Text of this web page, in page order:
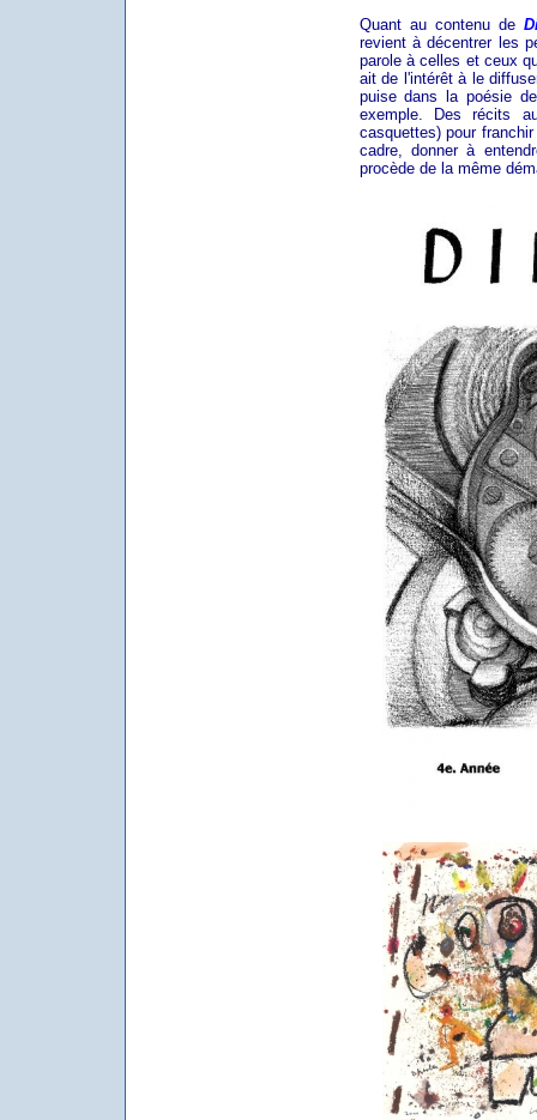
Quant au contenu de
revient à décentrer les
parole à celles et ceux
ait de l'intérêt à le
puise dans la poésie
exemple. Des récits
casquettes) pour
cadre, donner à
procède de la même